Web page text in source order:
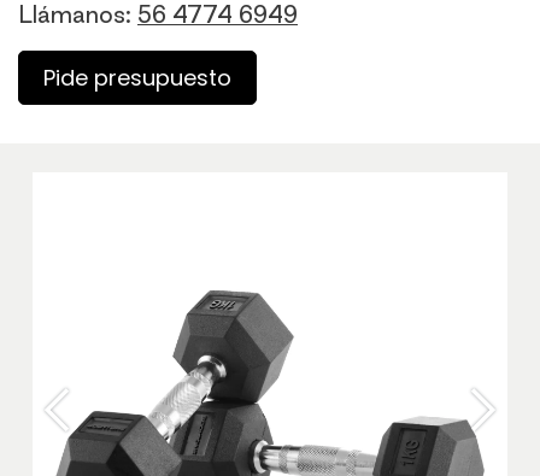
Llámanos: 56 4774 6949
Pide presupuesto
Anterior